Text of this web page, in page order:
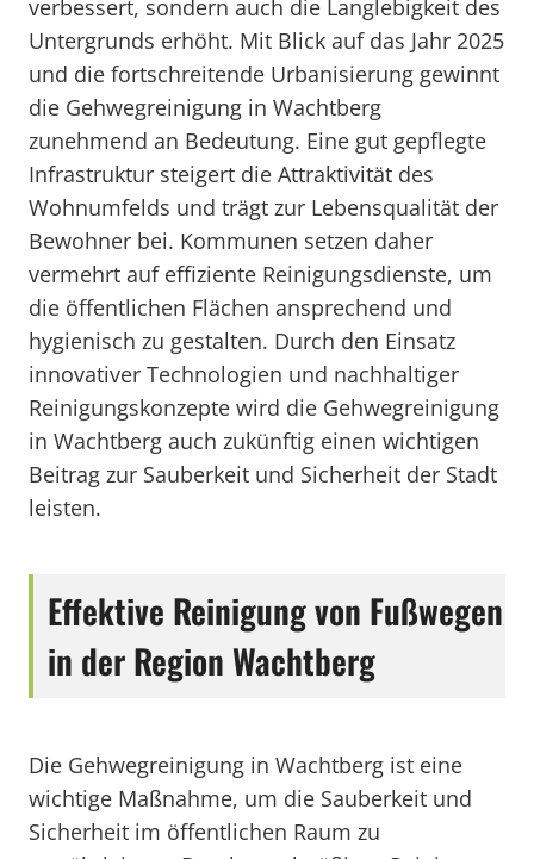
verbessert, sondern auch die Langlebigkeit des
Untergrunds erhöht. Mit Blick auf das Jahr 2025
und die fortschreitende Urbanisierung gewinnt
die Gehwegreinigung in Wachtberg
zunehmend an Bedeutung. Eine gut gepflegte
Infrastruktur steigert die Attraktivität des
Wohnumfelds und trägt zur Lebensqualität der
Bewohner bei. Kommunen setzen daher
vermehrt auf effiziente Reinigungsdienste, um
die öffentlichen Flächen ansprechend und
hygienisch zu gestalten. Durch den Einsatz
innovativer Technologien und nachhaltiger
Reinigungskonzepte wird die Gehwegreinigung
in Wachtberg auch zukünftig einen wichtigen
Beitrag zur Sauberkeit und Sicherheit der Stadt
leisten.
Effektive Reinigung von Fußwegen
in der Region Wachtberg
Die Gehwegreinigung in Wachtberg ist eine
wichtige Maßnahme, um die Sauberkeit und
Sicherheit im öffentlichen Raum zu